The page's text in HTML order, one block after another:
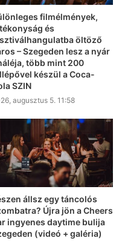
filmélmények,
és
öltöző
– Szegeden lesz a nyár
több mint 200
készül a Coca-
SZIN
augusztus 5. 11:58
állsz egy táncolós
Újra jön a Cheers
ingyenes daytime bulija
(videó + galéria)